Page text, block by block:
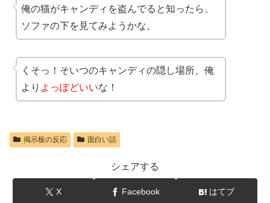
俺の猫がキャンディを盗んでると知ったら、
ソファの下を見てみようかな。
くそっ！そいつのキャンディの隠し場所、俺
より よっぽどいいな！
掲示板の反応 面白い話
シェアする
X Facebook はてブ